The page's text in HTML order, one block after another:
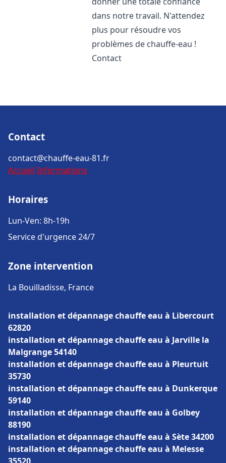
dans notre travail. N'attendez
plus pour résoudre vos
problèmes de chauffe-eau !
Contact
Contact
contact@chauffe-eau-81.fr
Accueil Informations
Horaires
Lun-Ven: 8h-19h
Service d'urgence 24/7
Zone intervention
La Bouilladisse, France
installation et dépannage chauffe eau à Libercourt
62820
installation et dépannage chauffe eau à Jarville la
Malgrange 54140
installation et dépannage chauffe eau à Pleurtuit
35730
installation et dépannage chauffe eau à Dunkerque
59140
installation et dépannage chauffe eau à Golbey
88190
installation et dépannage chauffe eau à Sète 34200
installation et dépannage chauffe eau à Melesse